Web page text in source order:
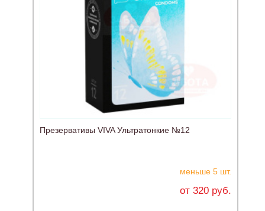
Презервативы VIVA Ультратонкие №12
меньше 5 шт.
от 320 руб.